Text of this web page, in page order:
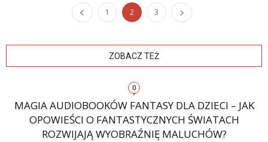
1 2 3
ZOBACZ TEŻ
0
MAGIA AUDIOBOOKÓW FANTASY DLA DZIECI – JAK
OPOWIEŚCI O FANTASTYCZNYCH ŚWIATACH
ROZWIJAJĄ WYOBRAŹNIĘ MALUCHÓW?